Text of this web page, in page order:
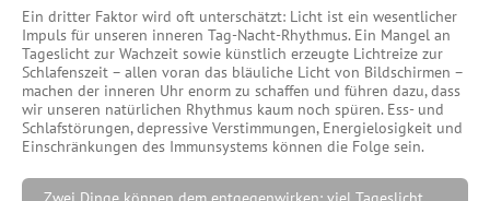
Ein dritter Faktor wird oft unterschätzt: Licht ist ein wesentlicher
Impuls für unseren inneren Tag-Nacht-Rhythmus. Ein Mangel an
Tageslicht zur Wachzeit sowie künstlich erzeugte Lichtreize zur
Schlafenszeit – allen voran das bläuliche Licht von Bildschirmen –
machen der inneren Uhr enorm zu schaffen und führen dazu, dass
wir unseren natürlichen Rhythmus kaum noch spüren. Ess- und
Schlafstörungen, depressive Verstimmungen, Energielosigkeit und
Einschränkungen des Immunsystems können die Folge sein.